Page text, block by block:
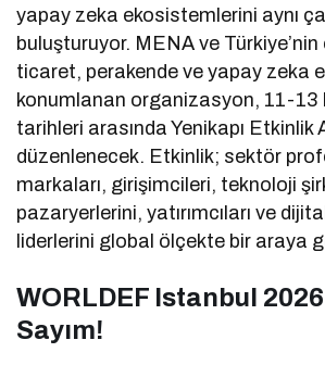
yapay zeka ekosistemlerini aynı
buluşturuyor. MENA ve Türkiye’nin
ticaret, perakende ve yapay zeka
konumlanan organizasyon, 11-13
tarihleri arasında Yenikapı Etkinlik
düzenlenecek. Etkinlik; sektör
markaları, girişimcileri, teknoloji
pazaryerlerini, yatırımcıları ve
liderlerini global ölçekte bir araya
WORLDEF Istanbul
Sayım!